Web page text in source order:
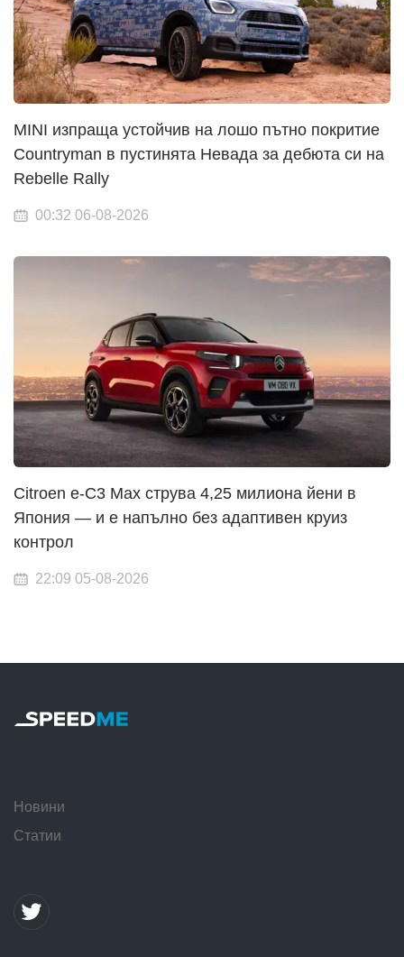
MINI изпраща устойчив на лошо пътно покритие
Countryman в пустинята Невада за дебюта си на
Rebelle Rally
00:32 06-08-2026
Citroen e-C3 Max струва 4,25 милиона йени в
Япония — и е напълно без адаптивен круиз
контрол
22:09 05-08-2026
Новини
Статии